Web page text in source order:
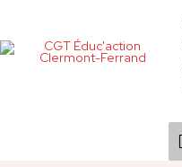
contenu